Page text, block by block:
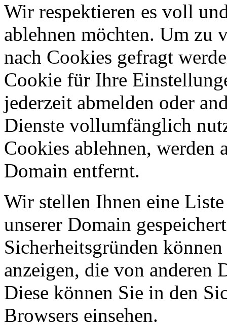
Wir respektieren es voll
ablehnen möchten. Um zu
nach Cookies gefragt
Cookie für Ihre
jederzeit abmelden oder
Dienste vollumfänglich
Cookies ablehnen, werden
Domain entfernt.
Wir stellen Ihnen eine
unserer Domain
Sicherheitsgründen
anzeigen, die von anderen
Diese können Sie in den
Browsers einsehen.